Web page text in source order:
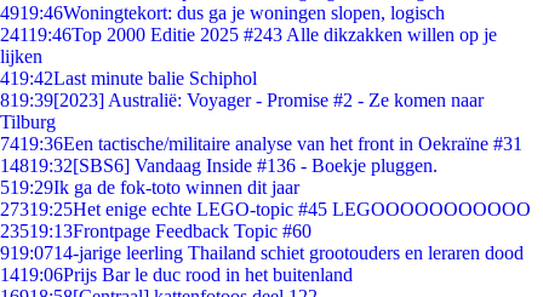
4919:46Woningtekort: dus ga je woningen slopen, logisch
24119:46Top 2000 Editie 2025 #243 Alle dikzakken willen op je
lijken
419:42Last minute balie Schiphol
819:39[2023] Australië: Voyager - Promise #2 - Ze komen naar
Tilburg
7419:36Een tactische/militaire analyse van het front in Oekraïne #31
14819:32[SBS6] Vandaag Inside #136 - Boekje pluggen.
519:29Ik ga de fok-toto winnen dit jaar
27319:25Het enige echte LEGO-topic #45 LEGOOOOOOOOOOO
23519:13Frontpage Feedback Topic #60
919:0714-jarige leerling Thailand schiet grootouders en leraren dood
1419:06Prijs Bar le duc rood in het buitenland